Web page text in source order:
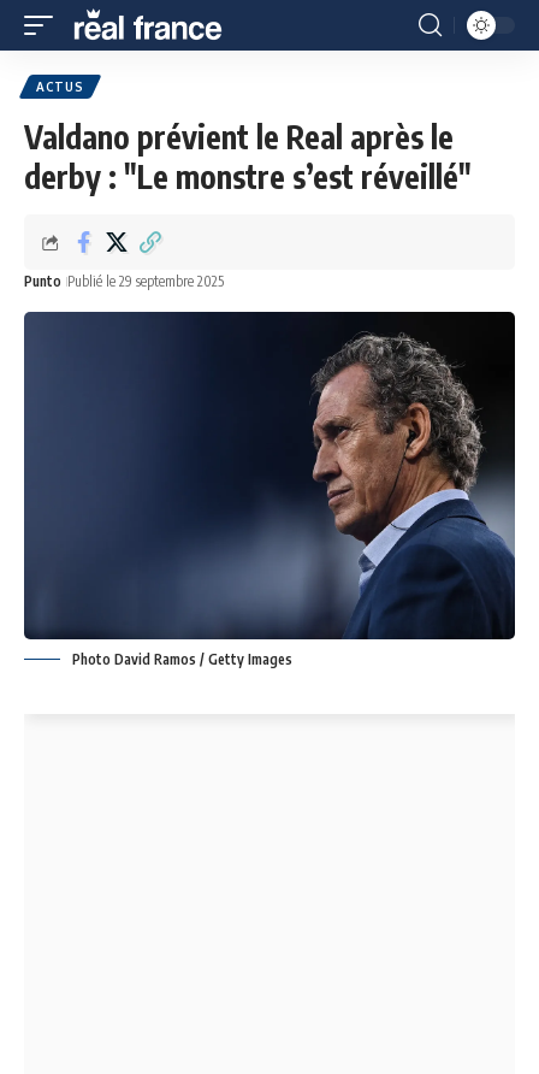
ACTUS
Valdano prévient le Real après le
derby : "Le monstre s’est réveillé"
Punto Publié le 29 septembre 2025
Photo David Ramos / Getty Images